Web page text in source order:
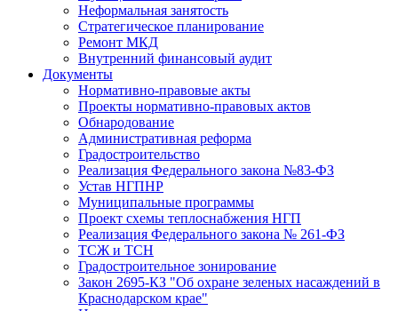
Неформальная занятость
Стратегическое планирование
Ремонт МКД
Внутренний финансовый аудит
Документы
Нормативно-правовые акты
Проекты нормативно-правовых актов
Обнародование
Административная реформа
Градостроительство
Реализация Федерального закона №83-ФЗ
Устав НГПНР
Муниципальные программы
Проект схемы теплоснабжения НГП
Реализация Федерального закона № 261-ФЗ
ТСЖ и ТСН
Градостроительное зонирование
Закон 2695-КЗ "Об охране зеленых насаждений в
Краснодарском крае"